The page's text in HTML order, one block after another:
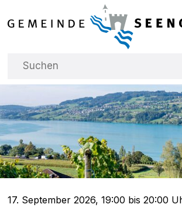
NAVIGIEREN IN DER
Schnellnavigation
Hauptnavigation
Suchbegriff
17. September 2026, 19:00 bis 20:00